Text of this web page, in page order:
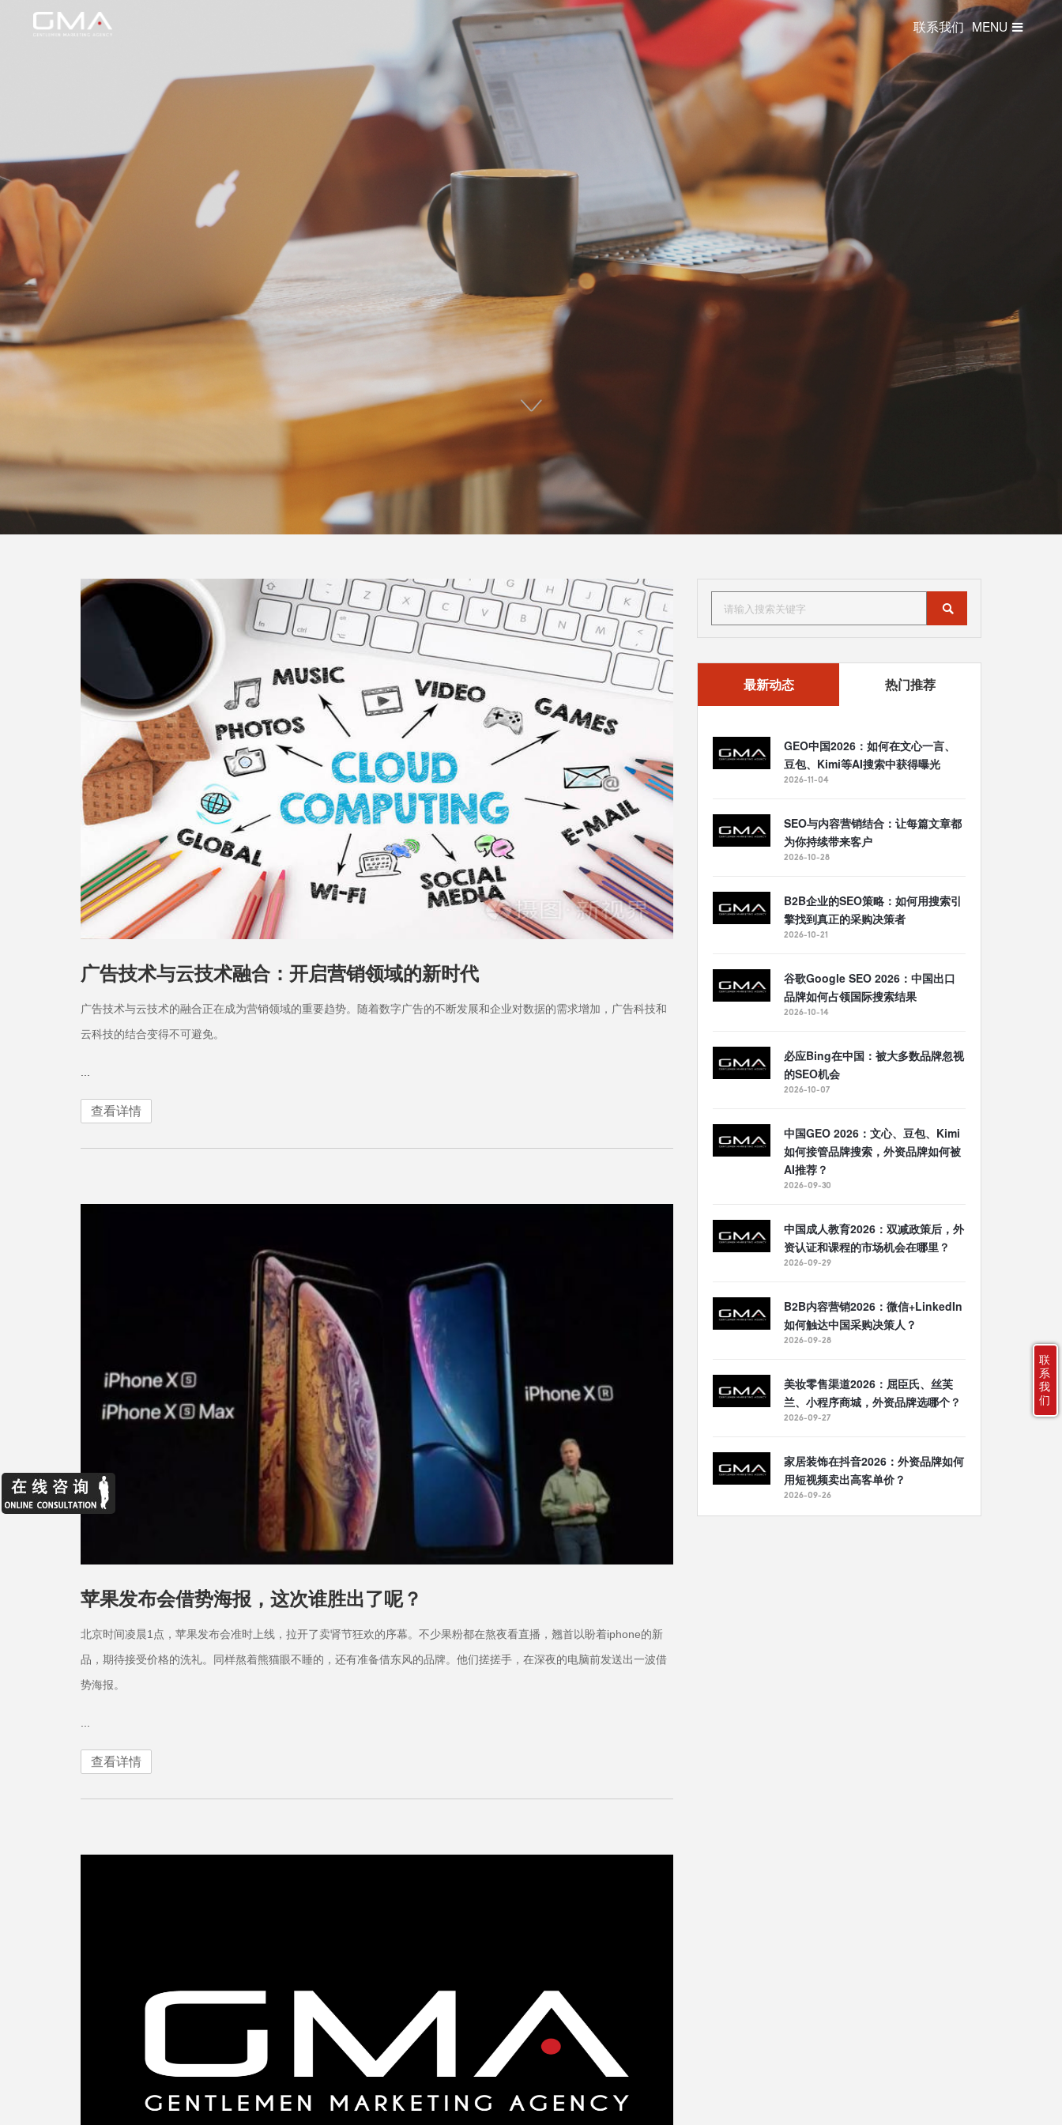
联系我们 MENU
广告技术与云技术融合：开启营销领域的新时代
广告技术与云技术的融合正在成为营销领域的重要趋势。随着数字广告的不断发展和企业对数据的需求增加，广告科技和
云科技的结合变得不可避免。
查看详情
苹果发布会借势海报，这次谁胜出了呢？
北京时间凌晨1点，苹果发布会准时上线，拉开了卖肾节狂欢的序幕。不少果粉都在熬夜看直播，翘首以盼着iphone的新
品，期待接受价格的洗礼。同样熬着熊猫眼不睡的，还有准备借东风的品牌。他们搓搓手，在深夜的电脑前发送出一波借
势海报。
查看详情
最新动态 热门推荐
GEO中国2026：如何在文心一言、
豆包、Kimi等AI搜索中获得曝光
2026-11-04
SEO与内容营销结合：让每篇文章都
为你持续带来客户
2026-10-28
B2B企业的SEO策略：如何用搜索引
擎找到真正的采购决策者
2026-10-21
谷歌Google SEO 2026：中国出口
品牌如何占领国际搜索结果
2026-10-14
必应Bing在中国：被大多数品牌忽视
的SEO机会
2026-10-07
中国GEO 2026：文心、豆包、Kimi
如何接管品牌搜索，外资品牌如何被
AI推荐？
2026-09-30
中国成人教育2026：双减政策后，外
资认证和课程的市场机会在哪里？
2026-09-29
B2B内容营销2026：微信+LinkedIn
如何触达中国采购决策人？
2026-09-28
美妆零售渠道2026：屈臣氏、丝芙
兰、小程序商城，外资品牌选哪个？
2026-09-27
家居装饰在抖音2026：外资品牌如何
用短视频卖出高客单价？
2026-09-26
联
系
我
们